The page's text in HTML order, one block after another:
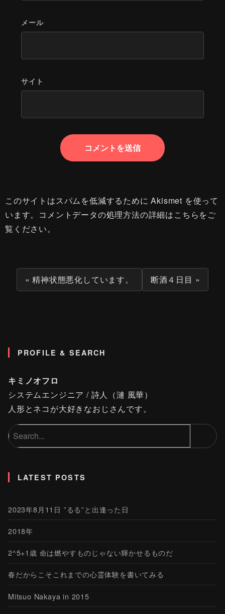
メール
サイト
このサイトはスパムを低減するために Akismet を使って
います。 コメントデータの処理方法の詳細はこちらをご
覧ください。
« 精神状態悪化しています。 断酒４日目 »
PROFILE & SEARCH
キミノオフロ
システムエンジニア / 詩人（漣 風華）
人形とネコが大好きなおじさんです。
LATEST POSTS
2023年8月11日 ”るる”と出逢った日
2018年
2^5+1歳 命は燃やすものじゃない輝かせるものだ
春だからこそこれまでの心霊体験を書いてみる
Mitsuo Nakaya in 2015